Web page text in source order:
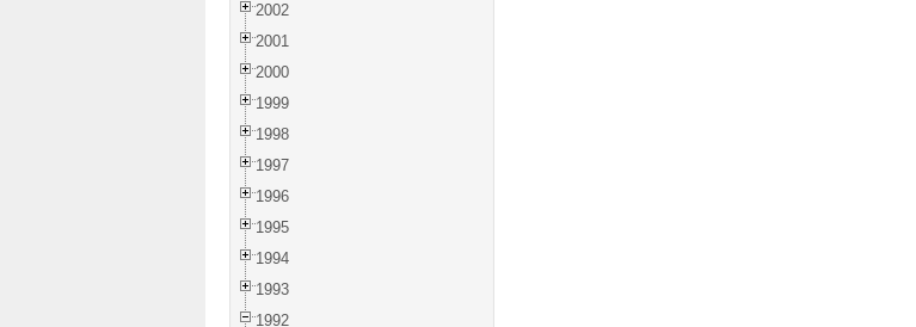
2002
2001
2000
1999
1998
1997
1996
1995
1994
1993
1992